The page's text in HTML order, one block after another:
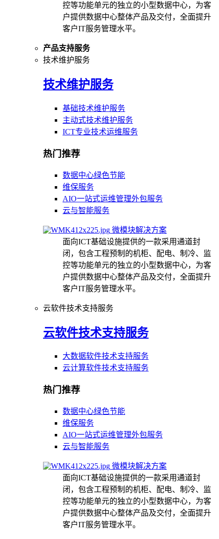
控等功能单元的独立的小型数据中心，为客
户提供数据中心整体产品及交付，全面提升
客户IT服务管理水平。
产品支持服务
技术维护服务
技术维护服务
基础技术维护服务
主动式技术维护服务
ICT专业技术运维服务
热门推荐
数据中心绿色节能
维保服务
AIO一站式运维管理外包服务
云与智能服务
微模块解决方案
面向ICT基础设施提供的一款采用通道封
闭，包含工程预制的机柜、配电、制冷、监
控等功能单元的独立的小型数据中心，为客
户提供数据中心整体产品及交付，全面提升
客户IT服务管理水平。
云软件技术支持服务
云软件技术支持服务
大数据软件技术支持服务
云计算软件技术支持服务
热门推荐
数据中心绿色节能
维保服务
AIO一站式运维管理外包服务
云与智能服务
微模块解决方案
面向ICT基础设施提供的一款采用通道封
闭，包含工程预制的机柜、配电、制冷、监
控等功能单元的独立的小型数据中心，为客
户提供数据中心整体产品及交付，全面提升
客户IT服务管理水平。